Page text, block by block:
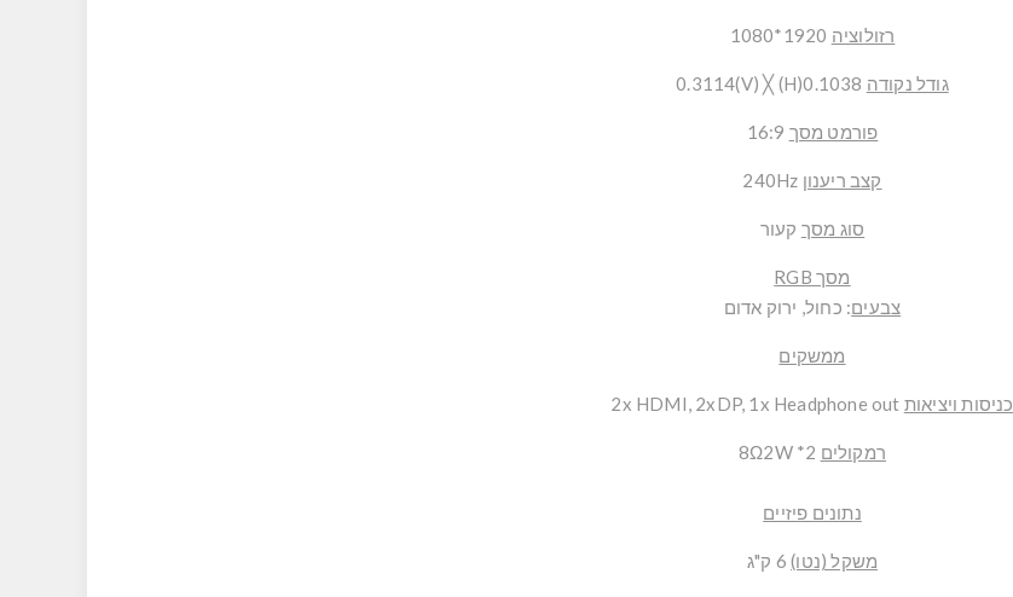
רזולוציה 1920*1080
גודל נקודה 0.1038(H) ╳ 0.3114(V)
פורמט מסך 16:9
קצב ריענון 240Hz
סוג מסך קעור
מסך RGB
צבעים: כחול, ירוק אדום
ממשקים
כניסות ויציאות 2x HDMI, 2xDP, 1x Headphone out
רמקולים 8Ω2W *2
נתונים פיזיים
משקל (נטו) 6 ק"ג